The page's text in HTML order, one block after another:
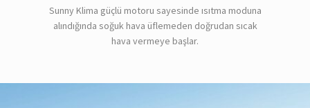
Sunny Klima güçlü motoru sayesinde ısıtma moduna
alındığında soğuk hava üflemeden doğrudan sıcak
hava vermeye başlar.